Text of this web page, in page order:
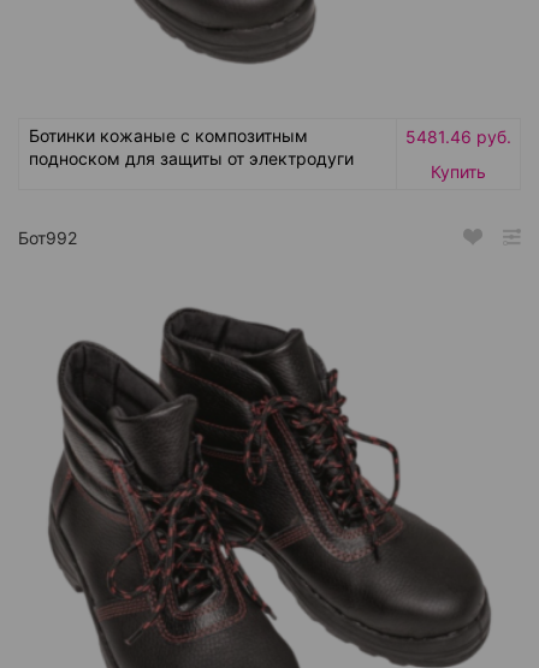
Ботинки кожаные с композитным
подноском для защиты от электродуги
5481.46 руб.
Купить
Бот992